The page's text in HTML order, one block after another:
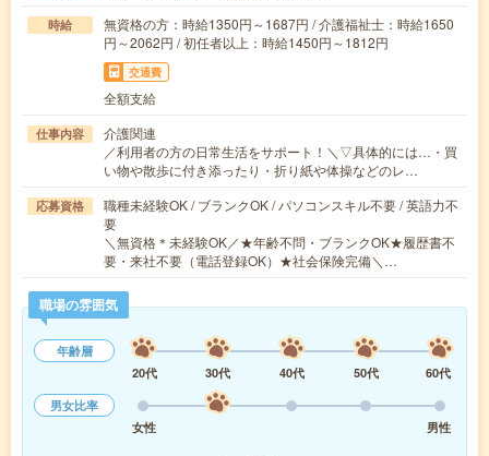
時給
無資格の方：時給1350円～1687円 / 介護福祉士：時給1650
円～2062円 / 初任者以上：時給1450円～1812円
交通費
全額支給
仕事内容
介護関連
／利用者の方の日常生活をサポート！＼▽具体的には…・買
い物や散歩に付き添ったり・折り紙や体操などのレ…
応募資格
職種未経験OK / ブランクOK / パソコンスキル不要 / 英語力不
要
＼無資格＊未経験OK／★年齢不問・ブランクOK★履歴書不
要・来社不要（電話登録OK）★社会保険完備＼…
職場の雰囲気
年齢層
20代
30代 40代 50代
60代
男女比率
女性
男性